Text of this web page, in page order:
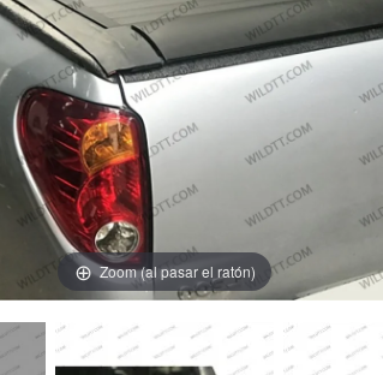
Zoom (al pasar el ratón)